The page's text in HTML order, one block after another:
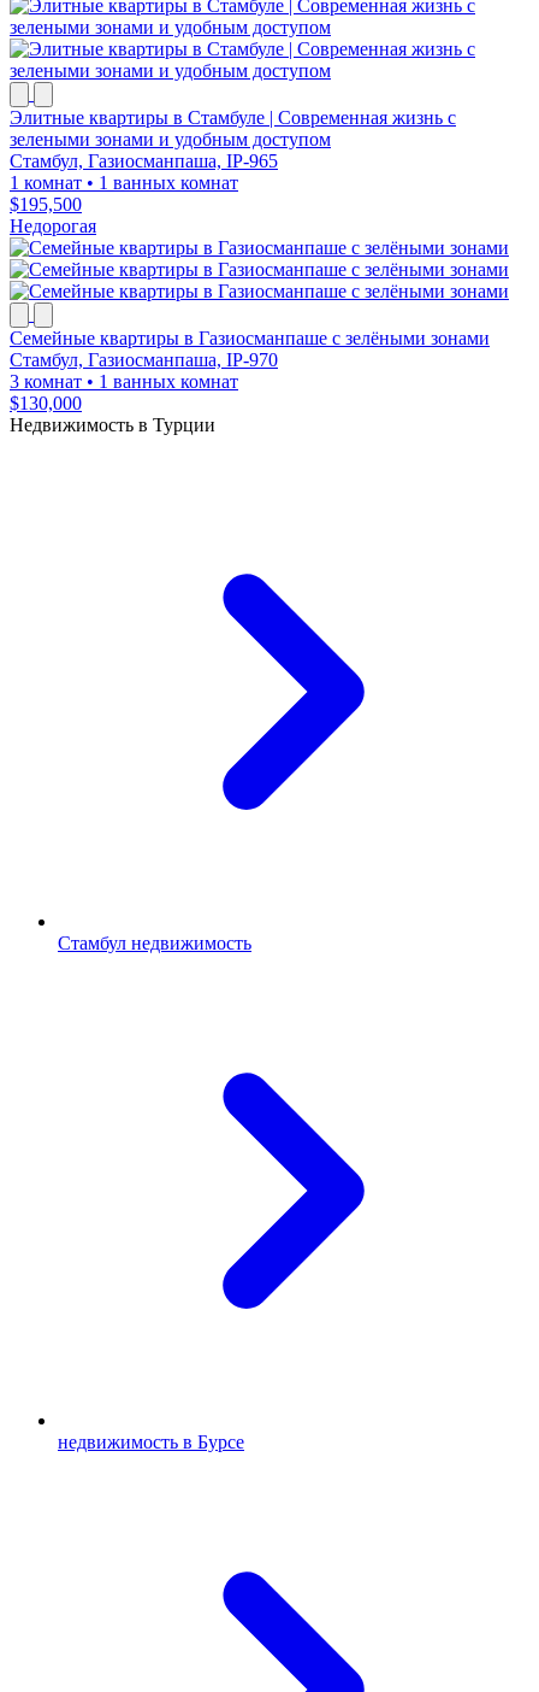
Элитные квартиры в Стамбуле | Современная жизнь с
зелеными зонами и удобным доступом
Стамбул, Газиосманпаша, IP-965
1 комнат • 1 ванных комнат
$195,500
Недорогая
Семейные квартиры в Газиосманпаше с зелёными зонами
Стамбул, Газиосманпаша, IP-970
3 комнат • 1 ванных комнат
$130,000
Недвижимость в Турции
Стамбул недвижимость
недвижимость в Бурсе